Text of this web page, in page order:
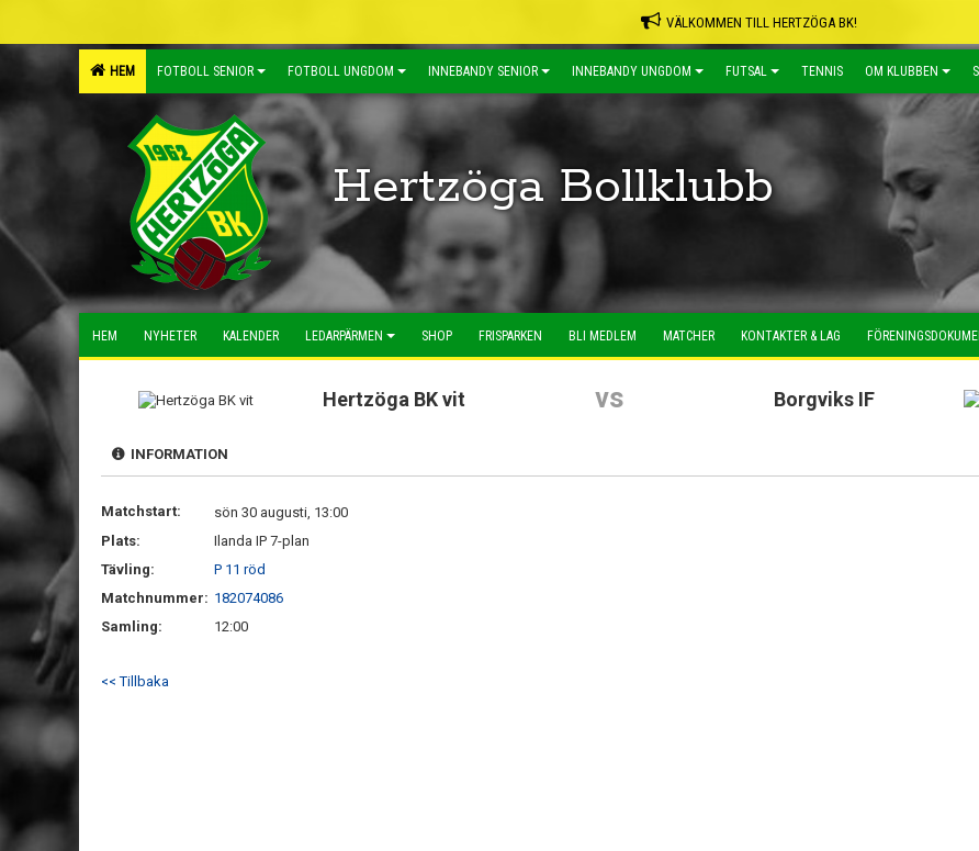
VÄLKOMMEN TILL HERTZÖGA BK!
HEM FOTBOLL SENIOR FOTBOLL UNGDOM INNEBANDY SENIOR INNEBANDY UNGDOM FUTSAL TENNIS OM KLUBBEN
Hertzöga Bollklubb
HEM NYHETER KALENDER LEDARPÄRMEN SHOP FRISPARKEN BLI MEDLEM MATCHER KONTAKTER & LAG
Hertzöga BK vit vs Borgviks IF
INFORMATION
Matchstart:
sön 30 augusti, 13:00
Plats:
Ilanda IP 7-plan
Tävling:
P 11 röd
Matchnummer: 182074086
Samling:
12:00
<< Tillbaka